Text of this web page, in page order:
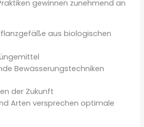
gewinnen zunehmend an
aus biologischen
Bewässerungstechniken
der Zukunft
Arten versprechen optimale